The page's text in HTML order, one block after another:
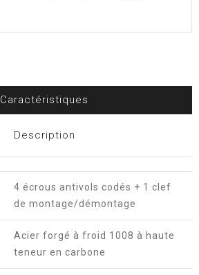
Caractéristiques
Description
4 écrous antivols codés + 1 clef
de montage/démontage
Acier forgé à froid 1008 à haute
teneur en carbone